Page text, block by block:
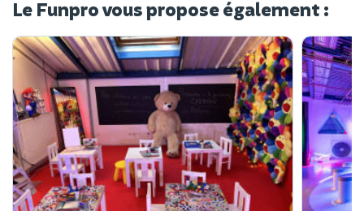
Le Funpro vous propose également :